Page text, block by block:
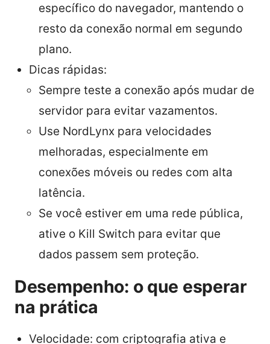
específico do navegador, mantendo o
resto da conexão normal em segundo
plano.
Dicas rápidas:
Sempre teste a conexão após mudar de
servidor para evitar vazamentos.
Use NordLynx para velocidades
melhoradas, especialmente em
conexões móveis ou redes com alta
latência.
Se você estiver em uma rede pública,
ative o Kill Switch para evitar que
dados passem sem proteção.
Desempenho: o que esperar
na prática
Velocidade: com criptografia ativa e